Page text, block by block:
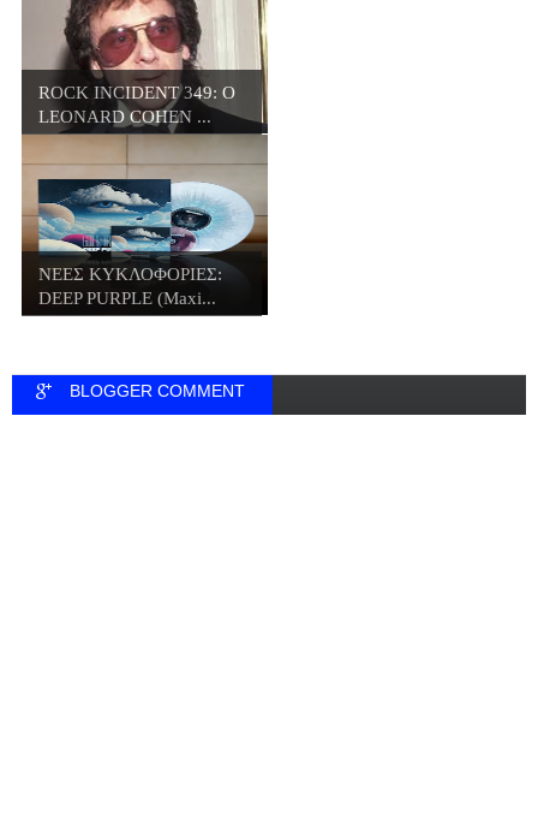
ROCK INCIDENT 349: O
LEONARD COHEN ...
ΝΕΕΣ ΚΥΚΛΟΦΟΡΙΕΣ:
DEEP PURPLE (Maxi...
BLOGGER COMMENT